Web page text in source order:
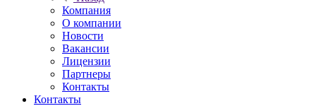
Компания
О компании
Новости
Вакансии
Лицензии
Партнеры
Контакты
Контакты